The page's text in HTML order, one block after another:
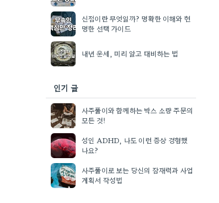
신점이란 무엇일까? 명확한 이해와 현
명한 선택 가이드
내년 운세, 미리 알고 대비하는 법
인기 글
사주풀이와 함께하는 박스 소량 주문의
모든 것!
성인 ADHD, 나도 이런 증상 경험했
나요?
사주풀이로 보는 당신의 잠재력과 사업
계획서 작성법